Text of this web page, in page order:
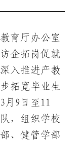
育厅办公室
企拓岗促就
入推进产教
拓宽毕业生
月9日至11
，组织学校
、健管学部